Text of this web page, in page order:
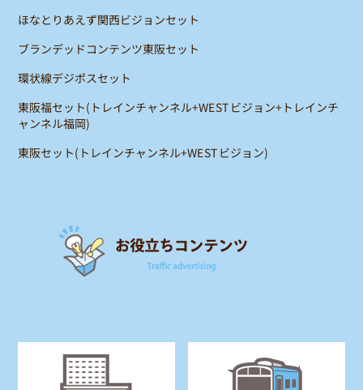
ほなとりあえず関西ビジョンセット
ブランデッドコンテンツ東阪セット
環状線デジポスセット
東阪福セット(トレインチャンネル+WESTビジョン+トレインチ
ャンネル福岡)
東阪セット(トレインチャンネル+WESTビジョン)